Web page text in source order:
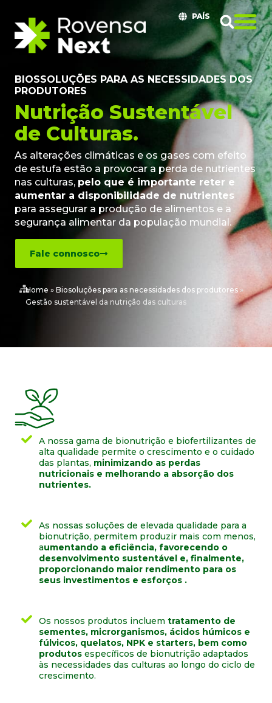
PAÍS
BIOSSOLUÇÕES PARA AS NECESSIDADES DOS
PRODUTORES
Nutrição Sustentável
de Culturas.
As alterações climáticas e os gases com efeito
de estufa estão a provocar a perda de nutrientes
nas culturas, pelo que é importante reter e
aumentar a disponibilidade de nutrientes
para assegurar a produção de alimentos e a
segurança alimentar da população mundial.
Fale connosco
Home » Biosoluções para as necessidades dos produtores»
Gestão sustentável da nutrição das culturas
A nossa gama de bionutrição e biofertilizantes de
alta qualidade permite o crescimento e o cuidado
das plantas, minimizando as perdas
nutricionais e melhorando a absorção dos
nutrientes.
As nossas soluções de elevada qualidade para a
bionutrição, permitem produzir mais com menos,
aumentando a eficiência, favorecendo o
desenvolvimento sustentável e, finalmente,
proporcionando maior rendimento para os
seus investimentos e esforços .
Os nossos produtos incluem tratamento de
sementes, microrganismos, ácidos húmicos e
fúlvicos, quelatos, NPK e starters, bem como
produtos específicos de bionutrição adaptados
às necessidades das culturas ao longo do ciclo de
crescimento.